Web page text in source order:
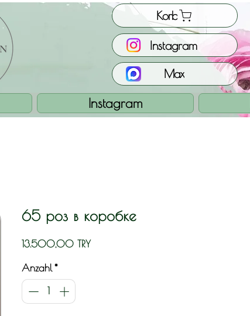
Korb
Max
Instagram
Instagram
65 роз в коробке
13.500,00 TRYPreis
Anzahl *